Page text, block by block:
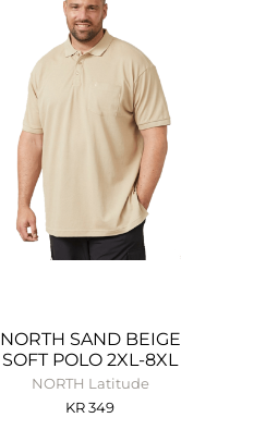
NORTH SAND BEIGE
SOFT POLO 2XL-8XL
NORTH Latitude
KR349